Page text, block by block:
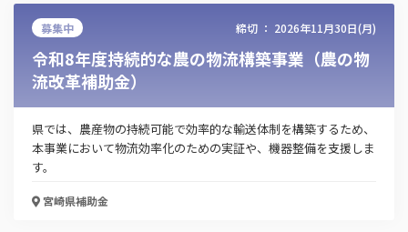
「稼ぐ力」強化支援事業費補助金
お名前
会社名
募集中 締切 ： 2026年11月30日(月)
令和8年度持続的な農の物流構築事業（農の物
流改革補助金）
県では、農産物の持続可能で効率的な輸送体制を構築するため、
本事業において物流効率化のための実証や、機器整備を支援しま
す。
宮崎県補助金